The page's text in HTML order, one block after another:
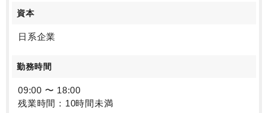
資本
日系企業
勤務時間
09:00 〜 18:00
残業時間：10時間未満